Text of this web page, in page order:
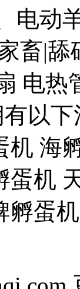
电动
畜|
电热
以
机 海
蛋机
孵蛋